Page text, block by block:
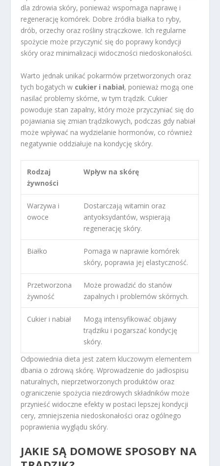
dla zdrowia skóry, ponieważ wspomaga naprawę i
regenerację komórek. Dobre źródła białka to ryby,
drób, orzechy oraz rośliny strączkowe. Ich regularne
spożycie może przyczynić się do poprawy kondycji
skóry oraz minimalizacji widoczności niedoskonałości.
Warto jednak unikać pokarmów przetworzonych oraz
tych bogatych w cukier i nabiał, ponieważ mogą one
nasilać problemy skórne, w tym trądzik. Cukier
powoduje stan zapalny, który może przyczyniać się do
pojawiania się zmian trądzikowych, podczas gdy nabiał
może wpływać na wydzielanie hormonów, co również
negatywnie oddziałuje na kondycję skóry.
Rodzaj
żywności
Wpływ na skórę
Warzywa i
owoce
Dostarczają witamin oraz
antyoksydantów, wspierają
regenerację skóry.
Białko
Pomaga w naprawie komórek
skóry, poprawia jej elastyczność.
Przetworzona
żywność
Może prowadzić do stanów
zapalnych i problemów skórnych.
Cukier i nabiał
Mogą intensyfikować objawy
trądziku i pogarszać kondycję
skóry.
Odpowiednia dieta jest zatem kluczowym elementem
dbania o zdrową skórę. Wprowadzenie do jadłospisu
naturalnych, nieprzetworzonych produktów oraz
ograniczenie spożycia niezdrowych składników może
przynieść widoczne efekty w postaci lepszej kondycji
cery, zmniejszenia niedoskonałości oraz ogólnego
poprawienia wyglądu skóry.
JAKIE SĄ DOMOWE SPOSOBY NA